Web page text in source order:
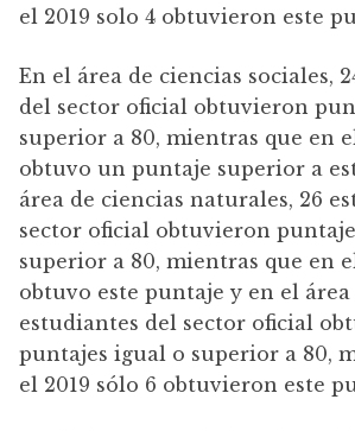
el 2019 solo 4 obtuvieron este
En el área de ciencias sociales,
del sector oficial obtuvieron
superior a 80, mientras que en
obtuvo un puntaje superior a
área de ciencias naturales, 26
sector oficial obtuvieron
superior a 80, mientras que en
obtuvo este puntaje y en el área
estudiantes del sector oficial
puntajes igual o superior a 80,
el 2019 sólo 6 obtuvieron este